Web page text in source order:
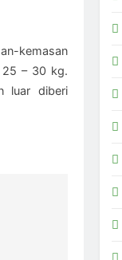
kemasan
25 – 30 kg.
luar diberi